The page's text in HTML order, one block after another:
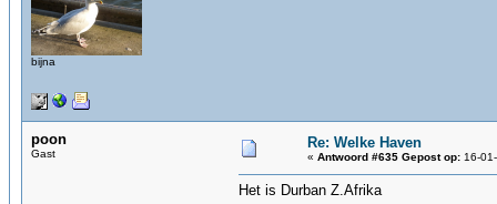
bijna
poon
Gast
Re: Welke Haven
« Antwoord #635 Gepost op: 16-
Het is Durban Z.Afrika